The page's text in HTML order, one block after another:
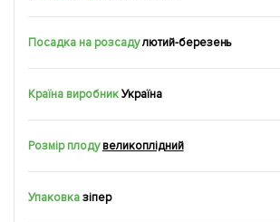
Посадка на розсаду лютий-березень
Країна виробник Україна
Розмір плодувеликоплідний
Упаковказіпер